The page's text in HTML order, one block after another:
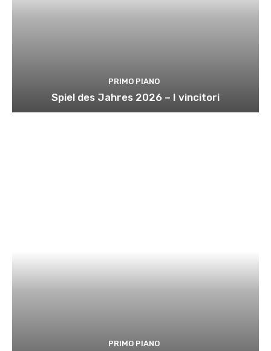
PRIMO PIANO
Spiel des Jahres 2026 – I vincitori
PRIMO PIANO